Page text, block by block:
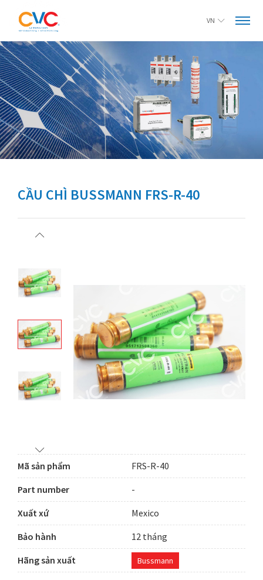
VN
CẦU CHÌ BUSSMANN FRS-R-40
Mã sản phẩm
FRS-R-40
Part number
-
Xuất xứ
Mexico
Bảo hành
12 tháng
Hãng sản xuất
Bussmann